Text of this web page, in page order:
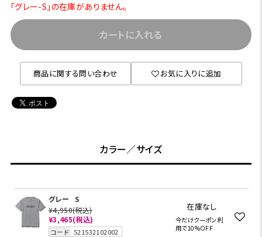
「グレー-S」の在庫がありません。
カートに入れる
商品に関する問い合わせ お気に入りに追加
カラー／サイズ
グレー
S
¥4,950(税込)
¥3,465(税込)
コード 521532102002
在庫なし
今だけクーポン利
用で10%OFF